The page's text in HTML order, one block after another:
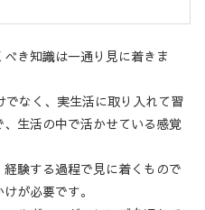
き知識は一通り見に着きま
なく、実生活に取り入れて習
生活の中で活かせている感覚
験する過程で見に着くもので
が必要です。